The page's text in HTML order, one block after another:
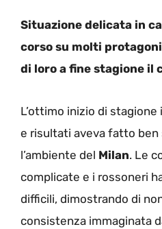
Situazione delicata in
corso su molti
di loro a fine stagione il
L’ottimo inizio di
e risultati aveva fatto
l’ambiente del Milan. Le
complicate e i rossoneri
difficili, dimostrando di
consistenza immaginata